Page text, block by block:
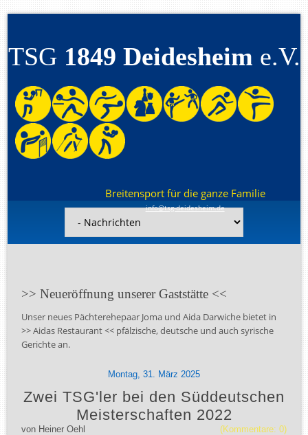
Breitensport für die ganze Familie
info@tsg-deidesheim.de
TSG 1849 Deidesheim e.V.
Navigation
überspringen
>> Neueröffnung unserer Gaststätte <<
Unser neues Pächterehepaar Joma und Aida Darwiche bietet in
>> Aidas Restaurant << pfälzische, deutsche und auch syrische
Gerichte an.
Montag, 31. März 2025
Zwei TSG'ler bei den Süddeutschen
Meisterschaften 2022
von Heiner Oehl (Kommentare: 0)